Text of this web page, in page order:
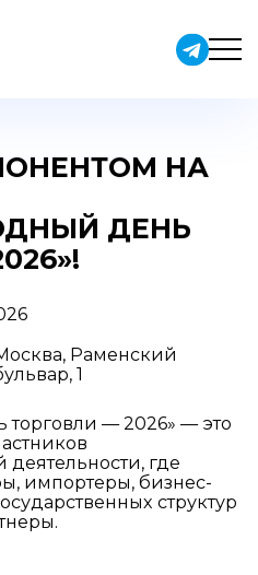
НА
ДЕНЬ
Раменский
1
— 2026» — это
где
импортеры, бизнес-
структур